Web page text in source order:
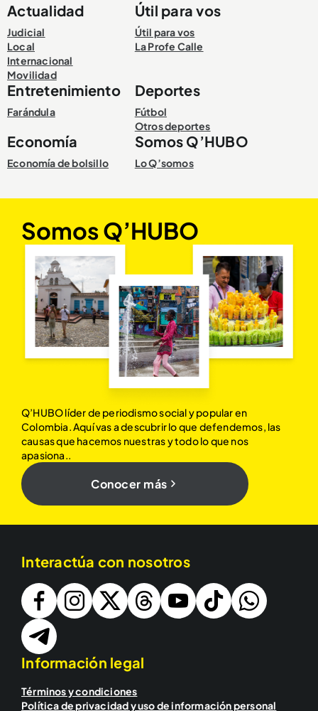
Actualidad
Judicial
Local
Internacional
Movilidad
Útil para vos
Útil para vos
La Profe Calle
Entretenimiento
Farándula
Deportes
Fútbol
Otros deportes
Economía
Economía de bolsillo
Somos Q’HUBO
Lo Q’somos
Somos Q’HUBO
Q’HUBO líder de periodismo social y popular en
Colombia. Aquí vas a descubrir lo que defendemos, las
causas que hacemos nuestras y todo lo que nos
apasiona..
Conocer más
Interactúa con nosotros
Información legal
Términos y condiciones
Política de privacidad y uso de información personal